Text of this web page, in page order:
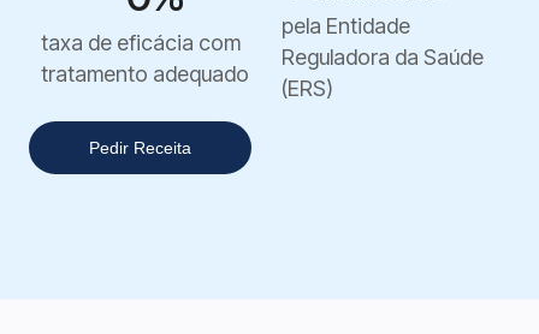
taxa de eficácia com
tratamento adequado
pela Entidade
Reguladora da Saúde
(ERS)
Pedir Receita